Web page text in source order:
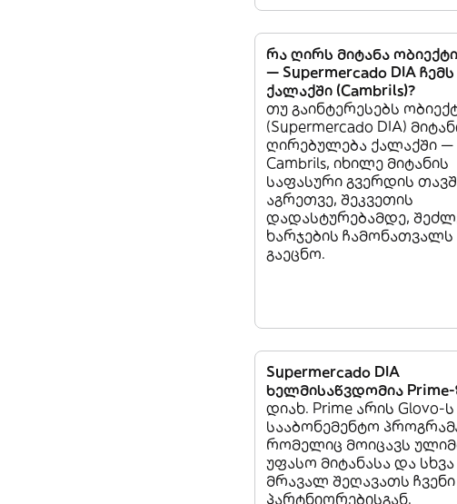
რა ღირს მიტანა
— Supermercado DIA ჩემს
ქალაქში (Cambrils)?
თუ გაინტერესებს
(Supermercado DIA)
ღირებულება ქალაქში —
Cambrils, იხილე მიტანის
საფასური გვერდის
აგრეთვე, შეკვეთის
დადასტურებამდე,
ხარჯების ჩამონათვალს
გაეცნო.
Supermercado DIA
ხელმისაწვდომია Prime-
დიახ. Prime არის Glovo-ს
სააბონემენტო
რომელიც მოიცავს
უფასო მიტანასა და სხვა
მრავალ შეღავათს ჩვენი
პარტნიორებისგან.